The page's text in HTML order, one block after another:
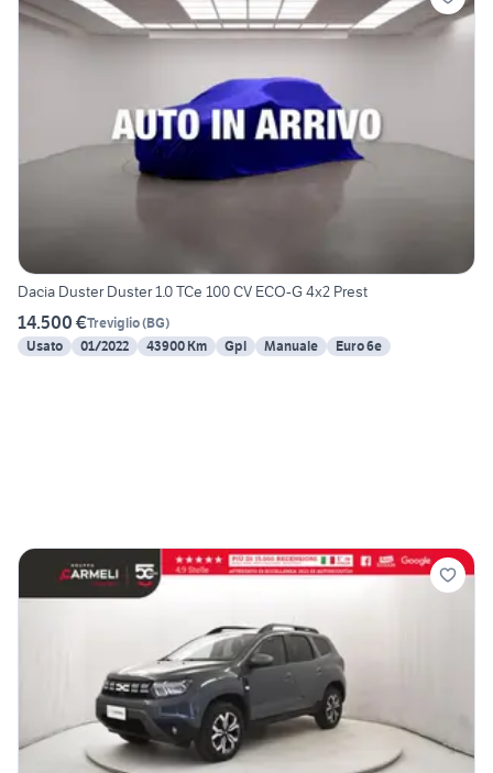
Dacia Duster Duster 1.0 TCe 100 CV ECO-G 4x2 Prest
14.500 €Treviglio(BG)
Usato
01/2022 43900 Km Gpl Manuale Euro 6e